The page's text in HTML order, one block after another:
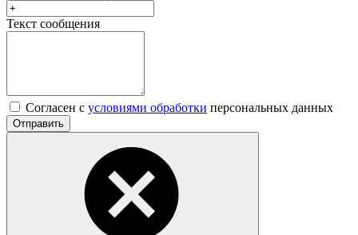
Текст сообщения
Согласен с условиями обработки персональных данных
Отправить